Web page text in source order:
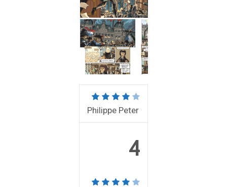
Philippe Peter
4